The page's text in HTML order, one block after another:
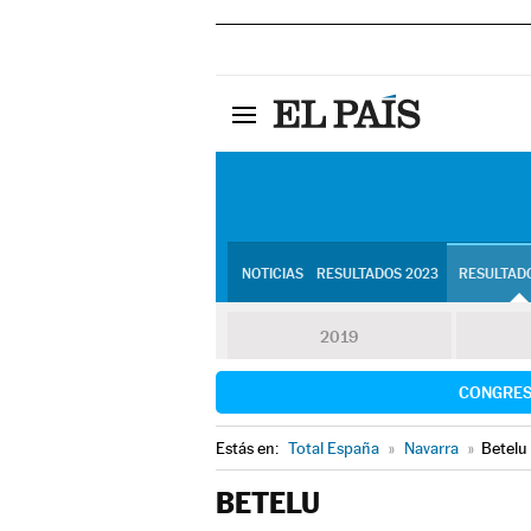
NOTICIAS RESULTADOS 2023
2019
Estás en: Total España » Navarra » Betelu
BETELU